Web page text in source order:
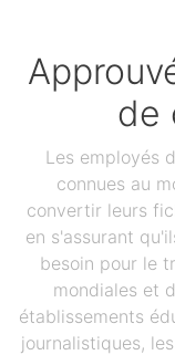
de
Les employés
connues au
convertir leurs
en s'assurant
besoin pour le
mondiales et
établissements
journalistiques,